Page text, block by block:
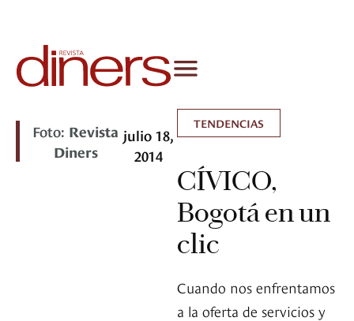
Foto: Revista
Diners
julio 18,
2014
TENDENCIAS
CÍVICO,
Bogotá en un
clic
Cuando nos enfrentamos
a la oferta de servicios y